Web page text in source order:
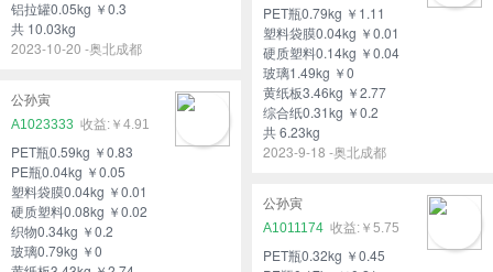
铝拉罐0.05kg ￥0.3
共 10.03kg
2023-10-20 -奥北成都
PET瓶0.79kg ￥1.11
塑料袋膜0.04kg ￥0.01
硬质塑料0.14kg ￥0.04
玻璃1.49kg ￥0
黄纸板3.46kg ￥2.77
综合纸0.31kg ￥0.2
共 6.23kg
2023-9-18 -奥北成都
公孙寅
A1023333
￥4.91
PET瓶0.59kg ￥0.83
PE瓶0.04kg ￥0.05
塑料袋膜0.04kg ￥0.01
硬质塑料0.08kg ￥0.02
织物0.34kg ￥0.2
玻璃0.79kg ￥0
公孙寅
A1011174
￥5.75
PET瓶0.32kg ￥0.45